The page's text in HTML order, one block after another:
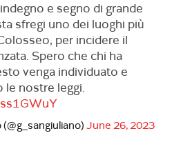
e segno di grande
sfregi uno dei luoghi più
per incidere il
Spero che chi ha
venga individuato e
le nostre leggi.
June 26, 2023